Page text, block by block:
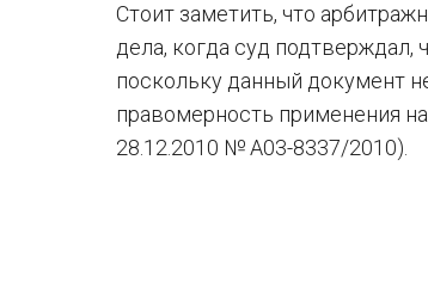
Стоит заметить, что
дела, когда суд
поскольку данный документ
правомерность применения
28.12.2010 № А03-8337/2010).